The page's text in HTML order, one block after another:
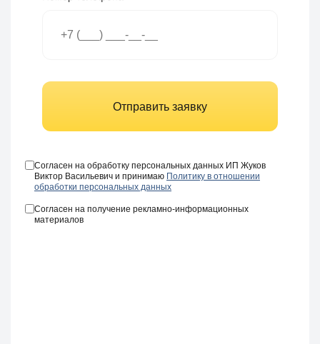
Отправить заявку
Согласен на обработку персональных данных ИП Жуков
Виктор Васильевич и принимаю Политику в отношении
обработки персональных данных
Согласен на получение рекламно-информационных
материалов